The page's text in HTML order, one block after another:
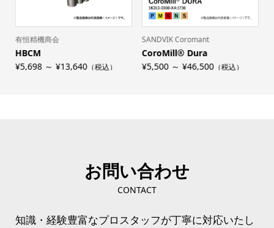
有恒精機商会
HBCM
¥5,698 ～ ¥13,640（税込）
SANDVIK Coromant
CoroMill® Dura
¥5,500 ～ ¥46,500（税込）
お問い合わせ
CONTACT
知識・経験豊富なプロスタッフが丁寧に対応いたし